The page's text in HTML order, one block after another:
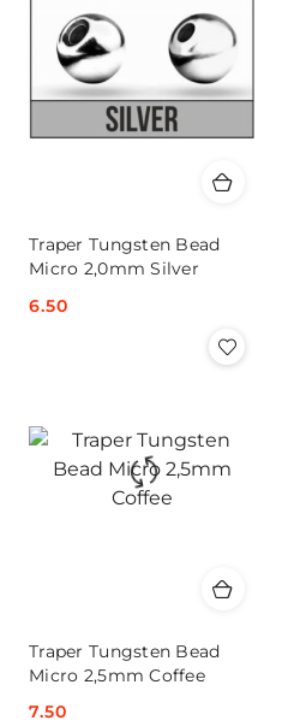
Traper Tungsten Bead
Micro 2,0mm Silver
Cena:
6.50
Traper Tungsten Bead
Micro 2,5mm Coffee
Cena:
7.50